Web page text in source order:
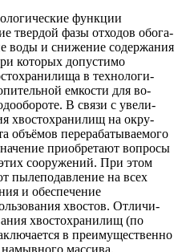
функции
твердой фазы отходов обога­
воды и снижение содержа­ния
которых допустимо
в технологи­
емкости для во­
В связи с увели­
хвостохранилищ на окру­
объёмов перерабатываемо­го
приобретают во­просы
сооружений. При этом
пылеподавление на всех
и обеспечение
хвостов. Отличи­
хвостохранилищ (по
в преимуществен­но
массива.